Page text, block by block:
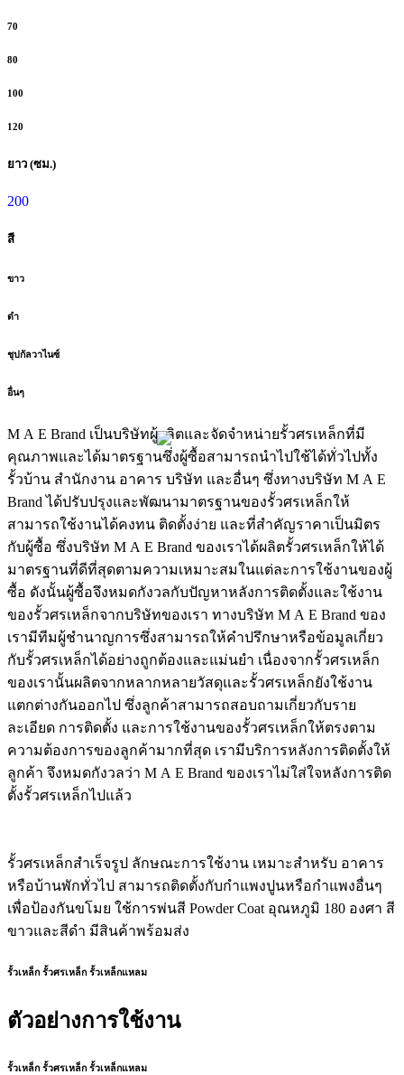
70
80
100
120
ยาว (ซม.)
200
สี
ขาว
ดำ
ชุปกัลวาไนซ์
อื่นๆ
M A E Brand เป็นบริษัทผู้ผลิตและจัดจำหน่ายรั้วศรเหล็กที่มี
คุณภาพและได้มาตรฐานซึ่งผู้ซื้อสามารถนำไปใช้ได้ทั่วไปทั้ง
รั้วบ้าน สำนักงาน อาคาร บริษัท และอื่นๆ ซึ่งทางบริษัท M A E
Brand ได้ปรับปรุงและพัฒนามาตรฐานของรั้วศรเหล็กให้
สามารถใช้งานได้คงทน ติดตั้งง่าย และที่สำคัญราคาเป็นมิตร
กับผู้ซื้อ ซึ่งบริษัท M A E Brand ของเราได้ผลิตรั้วศรเหล็กให้ได้
มาตรฐานที่ดีที่สุดตามความเหมาะสมในแต่ละการใช้งานของผู้
ซื้อ ดังนั้นผู้ซื้อจึงหมดกังวลกับปัญหาหลังการติดตั้งและใช้งาน
ของรั้วศรเหล็กจากบริษัทของเรา ทางบริษัท M A E Brand ของ
เรามีทีมผู้ชำนาญการซึ่งสามารถให้คำปรึกษาหรือข้อมูลเกี่ยว
กับรั้วศรเหล็กได้อย่างถูกต้องและแม่นยำ เนื่องจากรั้วศรเหล็ก
ของเรานั้นผลิตจากหลากหลายวัสดุและรั้วศรเหล็กยังใช้งาน
แตกต่างกันออกไป ซึ่งลูกค้าสามารถสอบถามเกี่ยวกับราย
ละเอียด การติดตั้ง และการใช้งานของรั้วศรเหล็กให้ตรงตาม
ความต้องการของลูกค้ามากที่สุด เรามีบริการหลังการติดตั้งให้
ลูกค้า จึงหมดกังวลว่า M A E Brand ของเราไม่ใส่ใจหลังการติด
ตั้งรั้วศรเหล็กไปแล้ว
รั้วศรเหล็กสำเร็จรูป ลักษณะการใช้งาน เหมาะสำหรับ อาคาร
หรือบ้านพักทั่วไป สามารถติดตั้งกับกำแพงปูนหรือกำแพงอื่นๆ
เพื่อป้องกันขโมย ใช้การพ่นสี Powder Coat อุณหภูมิ 180 องศา สี
ขาวและสีดำ มีสินค้าพร้อมส่ง
รั้วเหล็ก รั้วศรเหล็ก รั้วเหล็กแหลม
ตัวอย่างการใช้งาน
รั้วเหล็ก รั้วศรเหล็ก รั้วเหล็กแหลม